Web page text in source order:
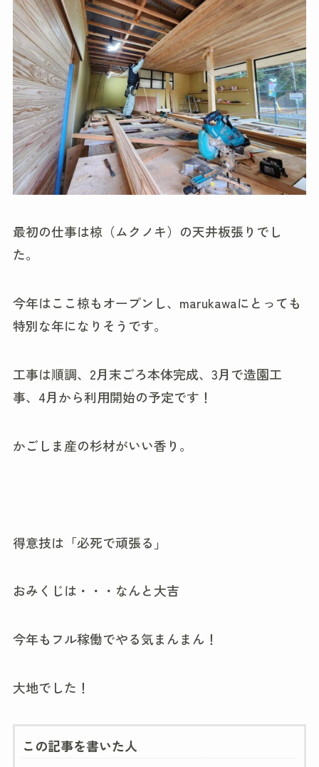
最初の仕事は椋（ムクノキ）の天井板張りでし
た。
今年はここ椋もオープンし、marukawaにとっても
特別な年になりそうです。
工事は順調、2月末ごろ本体完成、3月で造園工
事、4月から利用開始の予定です！
かごしま産の杉材がいい香り。
得意技は「必死で頑張る」
おみくじは・・・なんと大吉
今年もフル稼働でやる気まんまん！
大地でした！
この記事を書いた人